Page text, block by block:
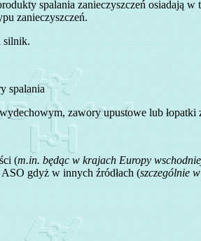
spalania zanieczyszczeń osiadają w
zanieczyszczeń.
silnik.
spalania
zawory upustowe lub
(m.in. będąc w krajach Europy
gdyż w innych źródłach (szczególnie